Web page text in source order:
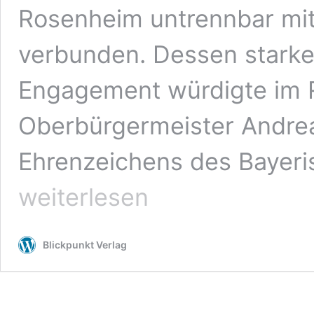
Rosenheim untrennbar
verbunden. Dessen
Engagement würdigte im
Oberbürgermeister
Ehrenzeichens des
weiterlesen
Blickpunkt Verlag